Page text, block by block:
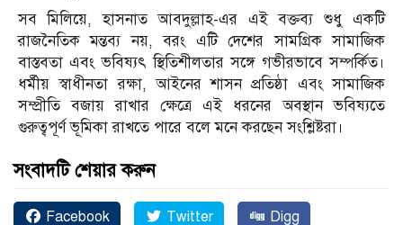
সব মিলিয়ে,হাসনাত আবদুল্লাহ-এর এই বক্তব্য শুধু একটি
রাজনৈতিক মন্তব্য নয়, বরং এটি দেশের সামগ্রিক সামাজিক
বাস্তবতা এবং ভবিষ্যৎ স্থিতিশীলতার সঙ্গে গভীরভাবে সম্পর্কিত।
ধর্মীয় স্বাধীনতা রক্ষা, আইনের শাসন প্রতিষ্ঠা এবং সামাজিক
সম্প্রীতি বজায় রাখার ক্ষেত্রে এই ধরনের অবস্থান ভবিষ্যতে
গুরুত্বপূর্ণ ভূমিকা রাখতে পারে বলে মনে করছেন সংশ্লিষ্টরা।
সংবাদটি শেয়ার করুন
Facebook Twitter Digg